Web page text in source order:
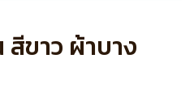
ขาว ผ้าบาง